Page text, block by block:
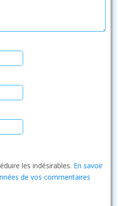
les indésirables. En savoir
de vos commentaires